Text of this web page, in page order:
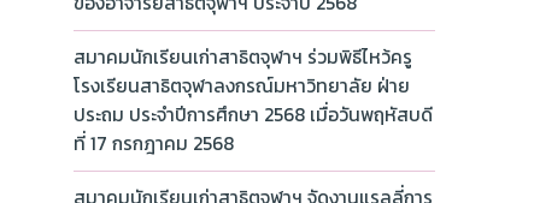
สมาคมนักเรียนเก่าสาธิตจุฬาฯ ร่วมพิธีไหว้ครู
โรงเรียนสาธิตจุฬาลงกรณ์มหาวิทยาลัย ฝ่าย
ประถม ประจำปีการศึกษา 2568 เมื่อวันพฤหัสบดี
ที่ 17 กรกฎาคม 2568